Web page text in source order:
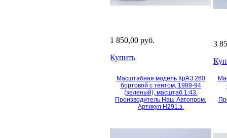
1 850,00 руб.
Купить
3
Масштабная модель КрАЗ 260
бортовой с тентом, 1989-94
(зеленый), масштаб 1:43.
Производитель Наш Автопром.
Артикул Н291.з.